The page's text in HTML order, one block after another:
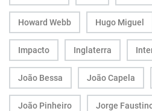
Howard Webb Hugo Miguel
Impacto Inglaterra
João Bessa João Capela
João Pinheiro Jorge